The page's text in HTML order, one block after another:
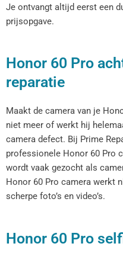
Je ontvangt altijd eerst een
prijsopgave.
Honor 60 Pro
reparatie
Maakt de camera van je
niet meer of werkt hij
camera defect. Bij Prime
professionele Honor 60 Pro
wordt vaak gezocht als
Honor 60 Pro camera werkt
scherpe foto’s en video’s.
Honor 60 Pro